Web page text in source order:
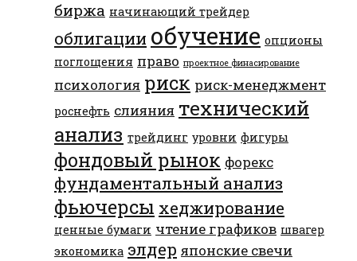
биржа начинающий трейдер
облигации обучение опционы
поглощения право проектное финасирование
психология риск риск-менеджмент
роснефть слияния технический
анализ трейдинг уровни фигуры
фондовый рынок форекс
фундаментальный анализ
фьючерсы хеджирование
ценные бумаги чтение графиков швагер
экономика элдер японские свечи